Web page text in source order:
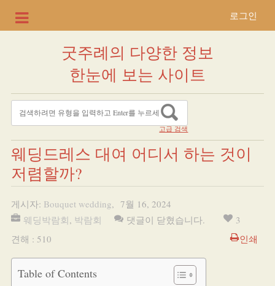
로그인
굿주례의 다양한 정보
한눈에 보는 사이트
고급 검색
웨딩드레스 대여 어디서 하는 것이
저렴할까?
게시자: Bouquet wedding, 7월 16, 2024
웨딩박람회, 박람회 댓글이 닫혔습니다.
3
견해 : 510
인쇄
Table of Contents